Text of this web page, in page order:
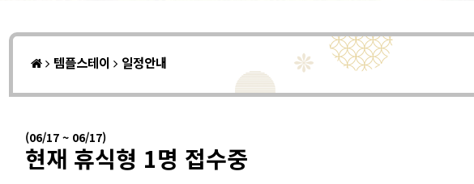
템플스테이 일정안내
(06/17 ~ 06/17)
현재 휴식형 1명 접수중